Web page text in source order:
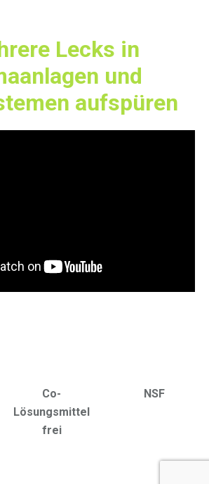
Lecks in
und
aufspüren
Co-
Lösungsmittel
frei
NSF